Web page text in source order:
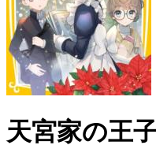
天宮家の王